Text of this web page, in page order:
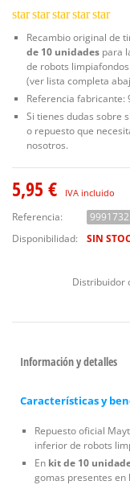
starstarstarstarstar
Recambio original de
de 10 unidades para
de robots
(ver lista completa
Referencia fabricante:
Si tienes dudas sobre
o repuesto que
nosotros.
5,95 € IVA incluido
Referencia:
9991732
Disponibilidad:
SIN
Distribuidor
Información y detalles
Características y
Repuesto oficial
inferior de robots
En kit de 10
gomas presentes